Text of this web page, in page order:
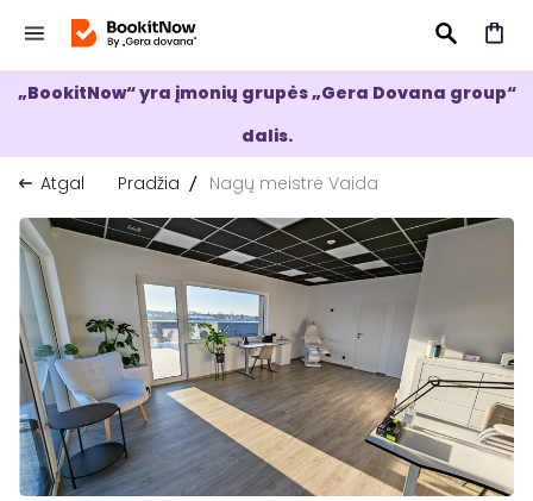
IEŠKOTI
„BookitNow“ yra įmonių grupės „Gera Dovana group“
dalis.
Atgal
Pradžia Nagų meistrė Vaida